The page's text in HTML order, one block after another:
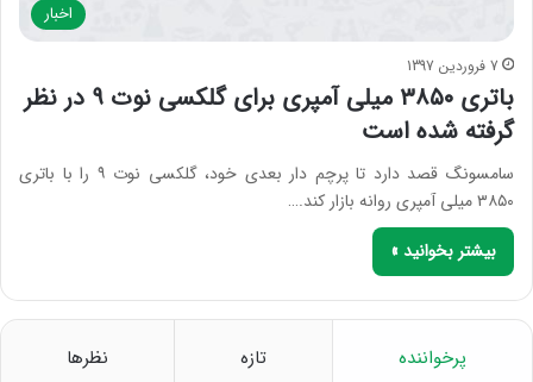
اخبار
7 فروردین 1397
باتری ۳۸۵۰ میلی آمپری برای گلکسی نوت ۹ در نظر
گرفته شده است
سامسونگ قصد دارد تا پرچم دار بعدی خود، گلکسی نوت ۹ را با باتری
۳۸۵۰ میلی آمپری روانه بازار کند.…
بیشتر بخوانید »
پرخواننده تازه نظرها